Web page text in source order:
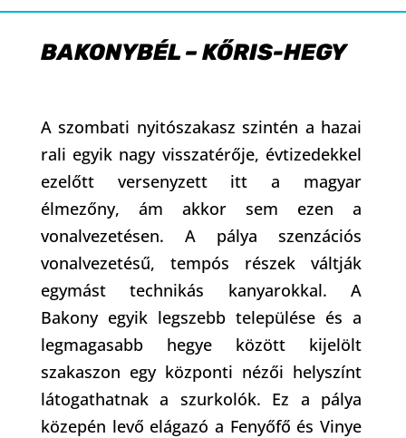
BAKONYBÉL – KŐRIS-HEGY
A szombati nyitószakasz szintén a hazai
rali egyik nagy visszatérője, évtizedekkel
ezelőtt versenyzett itt a magyar
élmezőny, ám akkor sem ezen a
vonalvezetésen. A pálya szenzációs
vonalvezetésű, tempós részek váltják
egymást technikás kanyarokkal. A
Bakony egyik legszebb települése és a
legmagasabb hegye között kijelölt
szakaszon egy központi nézői helyszínt
látogathatnak a szurkolók. Ez a pálya
közepén levő elágazó a Fenyőfő és Vinye